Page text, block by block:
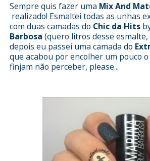
Sempre quis fazer uma Mix And
realizado! Esmaltei todas as unhas
com duas camadas do Chic da Hits
Barbosa (quero litros desse
depois eu passei uma camada do
que acabou por encolher um pouco
finjam não perceber, please...